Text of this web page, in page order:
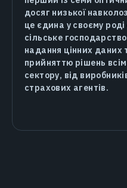
досяг низької
це єдина у своєму
сільське
надання цінних даних
прийняттю рішень
сектору, від
страхових агентів.